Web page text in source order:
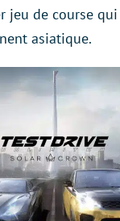
jeu de course
asiatique.